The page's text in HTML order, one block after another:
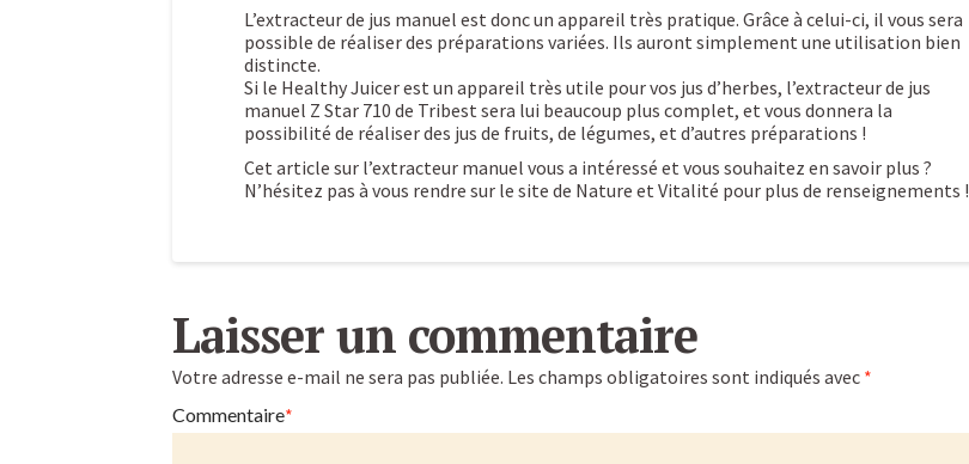
L’extracteur de jus manuel est donc un appareil très pratique. Grâce à celui-ci, il vous sera
possible de réaliser des préparations variées. Ils auront simplement une utilisation bien
distincte.
Si le Healthy Juicer est un appareil très utile pour vos jus d’herbes, l’extracteur de jus
manuel Z Star 710 de Tribest sera lui beaucoup plus complet, et vous donnera la
possibilité de réaliser des jus de fruits, de légumes, et d’autres préparations !
Cet article sur l’extracteur manuel vous a intéressé et vous souhaitez en savoir plus ?
N’hésitez pas à vous rendre sur le site de Nature et Vitalité pour plus de renseignements !
de
jus
manuel
Laisser un commentaire
Votre adresse e-mail ne sera pas publiée. Les champs obligatoires sont indiqués avec *
Commentaire*